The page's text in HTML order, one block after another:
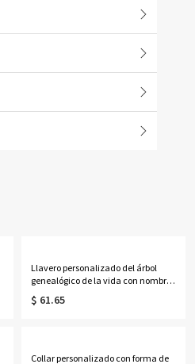
Llavero personalizado del árbol
genealógico de la vida con nombres
de 1 a 13 niños
$ 61.65
Collar personalizado con forma de